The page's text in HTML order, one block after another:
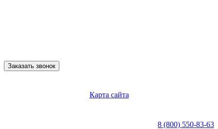
Заказать звонок
Карта сайта
8 (800) 550-83-63